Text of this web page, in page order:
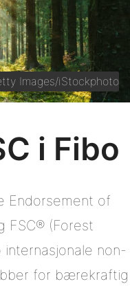
Images/iStockphoto
i Fibo
Endorsement of
FSC® (Forest
internasjonale non-
for bærekraftig